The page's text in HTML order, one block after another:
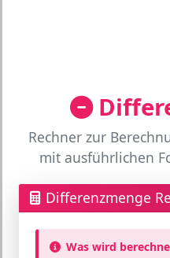
Rechner zur
mit ausführlichen
Differenzmenge
Was wird